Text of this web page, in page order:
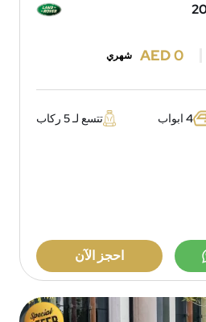
AED 0 شهري
4 ابواب تتسع لـ 5 ركاب
احجز الآن